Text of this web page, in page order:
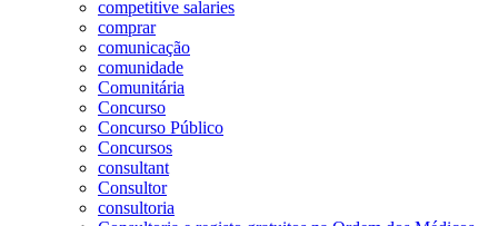
competitive salaries
comprar
comunicação
comunidade
Comunitária
Concurso
Concurso Público
Concursos
consultant
Consultor
consultoria